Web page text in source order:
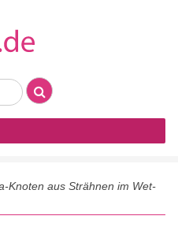
Knoten aus Strähnen im Wet-